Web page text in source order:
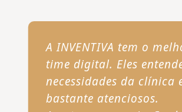
A INVENTIVA tem o
time digital. Eles
necessidades da clínica
bastante atenciosos.